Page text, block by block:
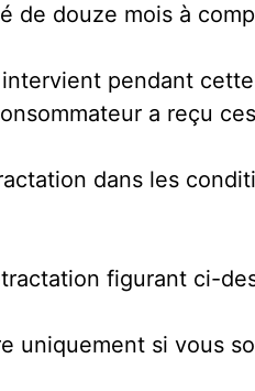
de douze mois à
pendant
a reçu
dans les
figurant ci-
uniquement si vous